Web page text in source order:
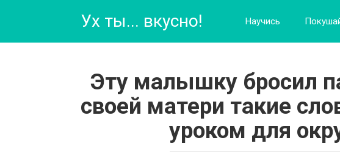
Ух ты... вкусно! Научись
Эту малышку бросил
своей матери такие
уроком для